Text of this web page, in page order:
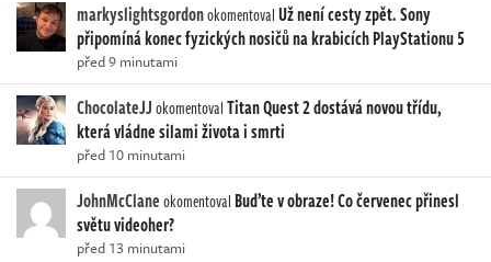
markyslightsgordonokomentovalUž není cesty zpět. Sony
připomíná konec fyzických nosičů na krabicích PlayStationu 5
před 9 minutami
ChocolateJJokomentovalTitan Quest 2 dostává novou třídu,
která vládne silami života i smrti
před 10 minutami
JohnMcClaneokomentoval Buďte v obraze! Co červenec přinesl
světu videoher?
před 13 minutami